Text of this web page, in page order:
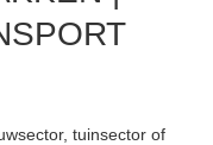
tuinsector of